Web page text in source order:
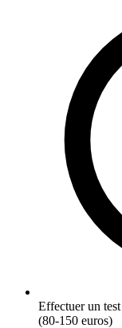
Effectuer un
(80-150 euros)